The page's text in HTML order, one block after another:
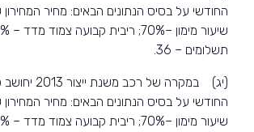
החודשי על בסיס הנתונים הבאים: מחיר
תשלומים – 36.
(יג) במקרה של
החודשי על בסיס הנתונים הבאים: מחיר